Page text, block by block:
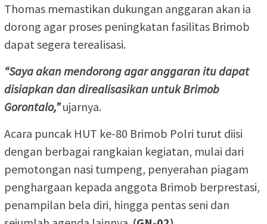
Thomas memastikan dukungan anggaran akan ia
dorong agar proses peningkatan fasilitas Brimob
dapat segera terealisasi.
“Saya akan mendorong agar anggaran itu dapat
disiapkan dan direalisasikan untuk Brimob
Gorontalo,”ujarnya.
Acara puncak HUT ke-80 Brimob Polri turut diisi
dengan berbagai rangkaian kegiatan, mulai dari
pemotongan nasi tumpeng, penyerahan piagam
penghargaan kepada anggota Brimob berprestasi,
penampilan bela diri, hingga pentas seni dan